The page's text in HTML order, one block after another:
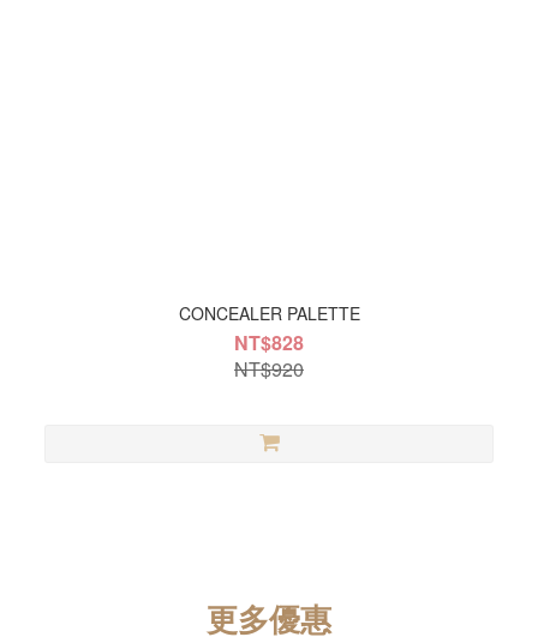
CONCEALER PALETTE
NT$828
NT$920
更多優惠